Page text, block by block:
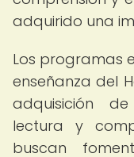
adquirido una
Los programas
enseñanza del
adquisición
lectura y
buscan